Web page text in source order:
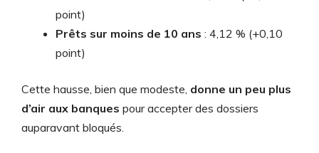
point)
Prêts sur moins de 10 ans : 4,12 % (+0,10
point)
Cette hausse, bien que modeste, donne un peu plus
d’air aux banques pour accepter des dossiers
auparavant bloqués.